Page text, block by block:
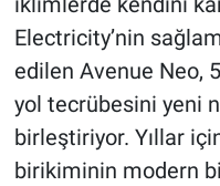
Electricity’nin
edilen Avenue Neo,
yol tecrübesini yeni
birleştiriyor. Yıllar
birikiminin modern